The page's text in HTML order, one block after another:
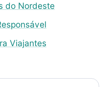
do Nordeste
Viajantes